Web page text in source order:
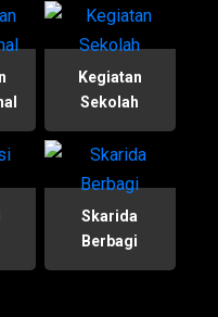
Kegiatan
Sekolah
Skarida
Berbagi